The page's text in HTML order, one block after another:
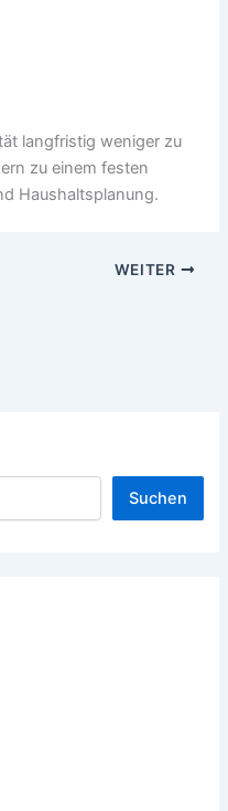
langfristig weniger zu
zu einem festen
Haushaltsplanung.
WEITER
Suchen